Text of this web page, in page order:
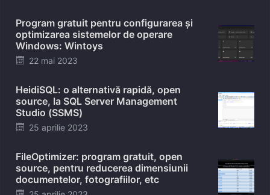
Program gratuit pentru configurarea și
optimizarea sistemelor de operare
Windows: Wintoys
Posted
22 mai 2023
HeidiSQL: o alternativă rapidă, open
source, la SQL Server Management
Studio (SSMS)
Posted
25 aprilie 2023
FileOptimizer: program gratuit, open
source, pentru reducerea dimensiunii
documentelor, fotografiilor, etc
Posted